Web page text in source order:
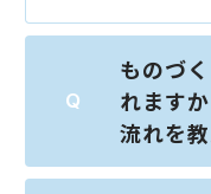
ものづ
れます
流れを教